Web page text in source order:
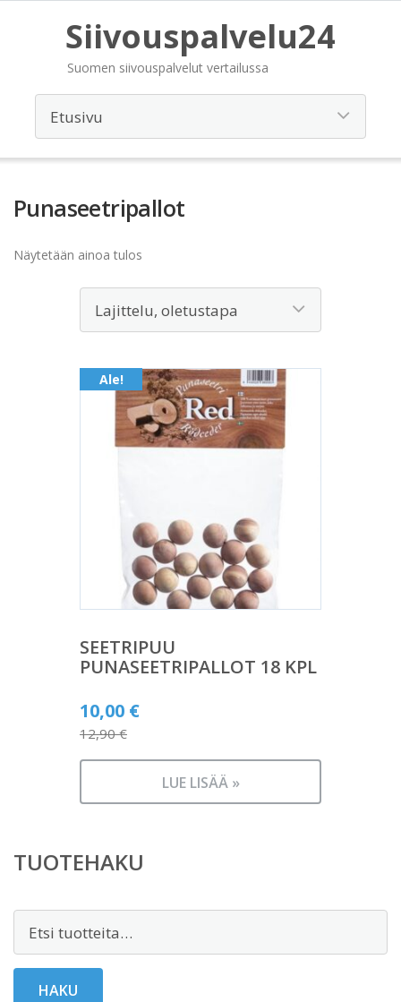
Siivouspalvelu24
Suomen siivouspalvelut vertailussa
Punaseetripallot
Näytetään ainoa tulos
Ale!
SEETRIPUU
PUNASEETRIPALLOT 18 KPL
12,90€
Alkuperäinen
hinta
oli:
10,00 €
Nykyinen
on:
LUE LISÄÄ »
TUOTEHAKU
HAKU